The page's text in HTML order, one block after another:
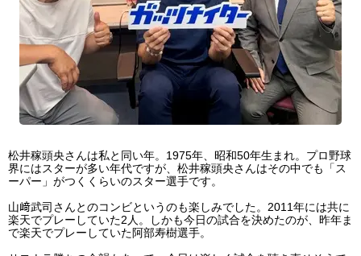
松井稼頭央さんは私と同い年。1975年、昭和50年生まれ。プロ野球
界にはスターが多い年代ですが、松井稼頭央さんはその中でも「ス
ーパー」がつくくらいのスター選手です。
山﨑武司さんとのコンビというのも楽しみでした。2011年には共に
楽天でプレーしていた2人。しかも今日の試合を決めたのが、昨年ま
で楽天でプレーしていた阿部寿樹選手。